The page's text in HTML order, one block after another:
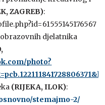
ZAGREB):
djelatnika
photo?
(RIJEKA, ILOK):
stemajmo-2/